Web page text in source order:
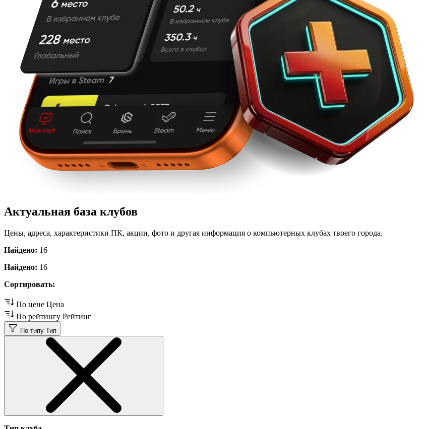
Актуальная база клубов
Цены, адреса, характеристики ПК, акции, фото и другая информация о компьютерных клубах твоего города.
Найдено: 16
Найдено: 16
Сортировать:
По цене Цена
По рейтингу Рейтинг
По типу Тип